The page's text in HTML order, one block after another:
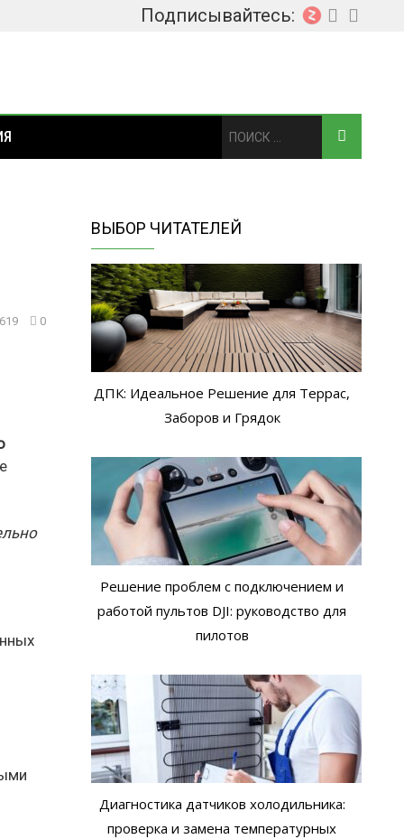
Подписывайтесь:
619 0
ВЫБОР ЧИТАТЕЛЕЙ
ДПК: Идеальное Решение для Террас,
Заборов и Грядок
Решение проблем с подключением и
работой пультов DJI: руководство для
пилотов
Диагностика датчиков холодильника:
проверка и замена температурных